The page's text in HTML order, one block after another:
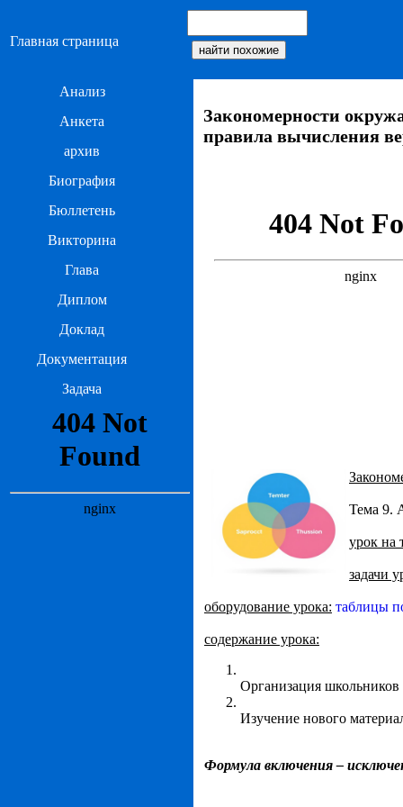
Главная страница
Анализ
Анкета
архив
Биография
Бюллетень
Викторина
Глава
Диплом
Доклад
Документация
Задача
Закономерности
правила вычисления
Тема 9.
урок на
задачи
оборудование урока: таблицы
содержание урока:
Организация школьников
Изучение нового
Формула включения –